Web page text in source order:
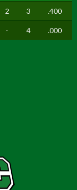
2 3 .400
- 4 .000